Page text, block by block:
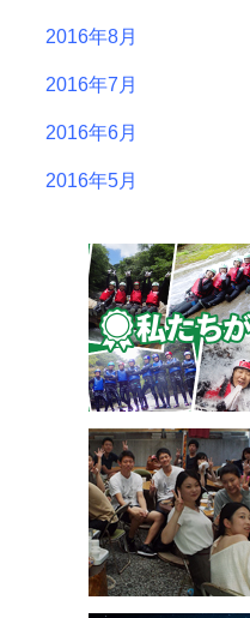
2016年8月
2016年7月
2016年6月
2016年5月